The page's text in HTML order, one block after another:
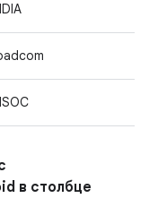
в столбце